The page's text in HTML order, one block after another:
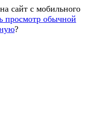
сайт с мобильного
просмотр обычной
?